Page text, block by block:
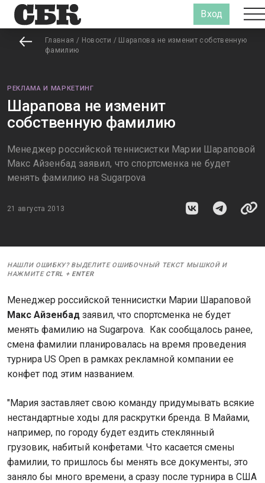
Вход
Главная / Новости / Шарапова не изменит собственную
фамилию
РЕКЛАМА И МАРКЕТИНГ
Шарапова не изменит
собственную фамилию
Менеджер российской теннисистки Марии Шараповой
Макс Айзенбад заявил, что спортсменка не будет
менять фамилию на Sugarpova
21 августа 2013
НАШЛИ ОШИБКУ? ВЫДЕЛИТЕ ОШИБОЧНЫЙ ТЕКСТ МЫШКОЙ И
НАЖМИТЕ CTRL + ENTER
Менеджер российской теннисистки Марии Шараповой
Макс Айзенбад заявил, что спортсменка не будет
менять фамилию на Sugarpova. Как сообщалось ранее,
смена фамилии планировалась на время проведения
турнира US Open в рамках рекламной компании ее
конфет под этим названием.
"Мария заставляет свою команду придумывать всякие
нестандартные ходы для раскрутки бренда. В Майами,
например, по городу будет ездить стеклянный
грузовик, набитый конфетами. Что касается смены
фамилии, то пришлось бы менять все документы, это
заняло бы много времени, а сразу после турнира в США